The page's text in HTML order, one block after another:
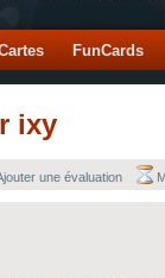
FunCards
ixy
une évaluation